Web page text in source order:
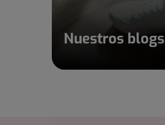
Nuestros blogs